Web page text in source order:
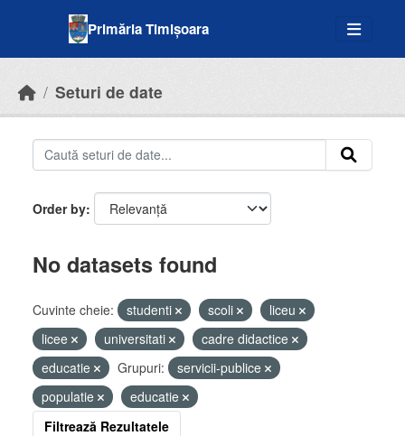
Primăria Timișoara
Seturi de date
Order by
No datasets found
Cuvinte cheie: studenti scoli
liceu
licee
universitati
cadre didactice
educatie
Grupuri:
servicii-publice
populatie
educatie
Filtrează Rezultatele